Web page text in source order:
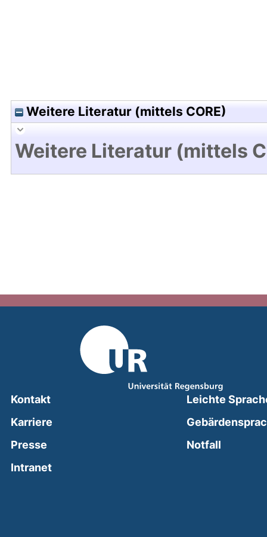
Weitere Literatur (mittels CORE)
Weitere Literatur (mittels
Kontakt
Karriere
Presse
Intranet(external link, opens in a new window)
Leichte
Notfall